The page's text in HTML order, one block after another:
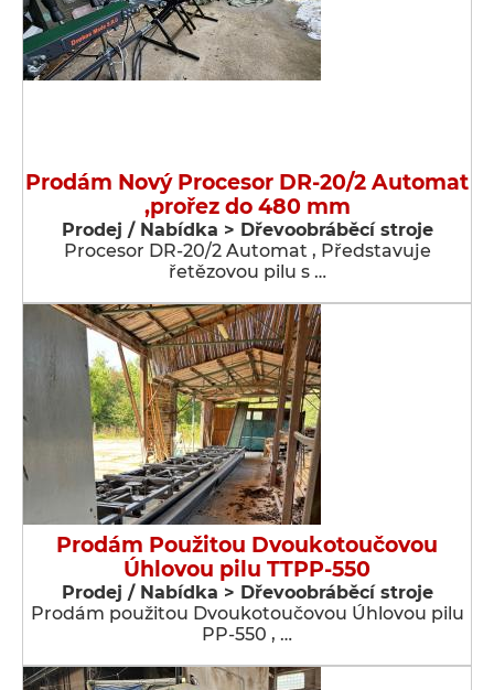
Prodám Nový Procesor DR-20/2 Automat
,prořez do 480 mm
Prodej / Nabídka > Dřevoobráběcí stroje
Procesor DR-20/2 Automat , Představuje
řetězovou pilu s …
Prodám Použitou Dvoukotoučovou
Úhlovou pilu TTPP-550
Prodej / Nabídka > Dřevoobráběcí stroje
Prodám použitou Dvoukotoučovou Úhlovou pilu
PP-550 , …